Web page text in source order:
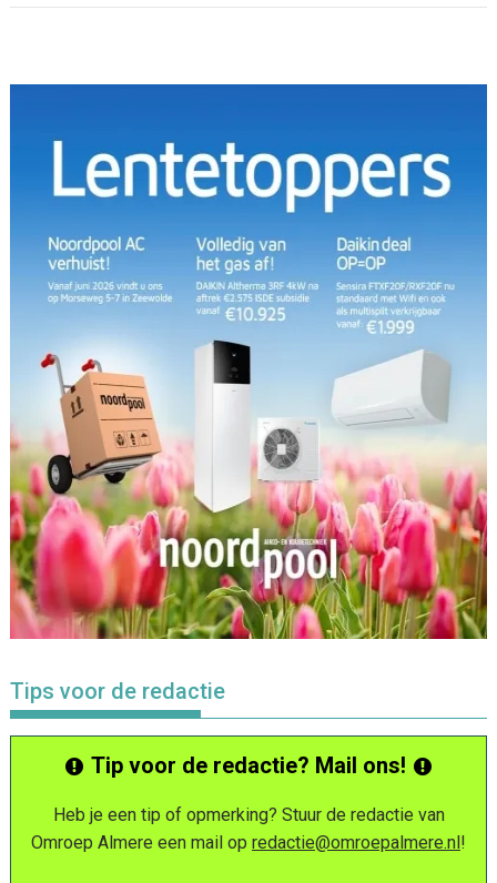
Tips voor de redactie
Tip voor de redactie? Mail ons!
Heb je een tip of opmerking? Stuur de redactie van
Omroep Almere een mail op redactie@omroepalmere.nl!